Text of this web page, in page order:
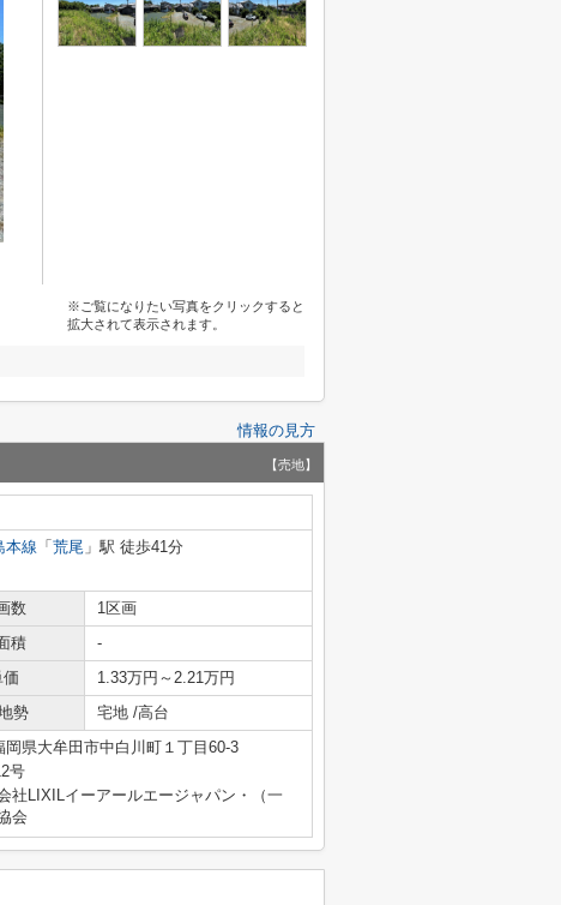
※ご覧になりたい写真をクリックすると
拡大されて表示されます。
情報の見方
【売地】
本線 「 荒尾 」駅 徒歩41分
数
1区画
積
-
価
1.33万円～2.21万円
勢 宅地 /高台
岡県大牟田市中白川町１丁目60-3
号
社LIXILイーアールエージャパン・（一
会